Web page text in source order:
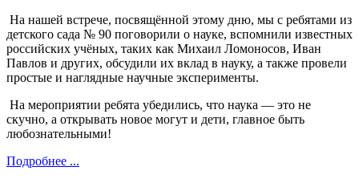
На нашей встрече, посвящённой этому дню, мы с ребятами из
детского сада № 90 поговорили о науке, вспомнили известных
российских учёных, таких как Михаил Ломоносов, Иван
Павлов и других, обсудили их вклад в науку, а также провели
простые и наглядные научные эксперименты.
На мероприятии ребята убедились, что наука — это не
скучно, а открывать новое могут и дети, главное быть
любознательными!
Подробнее ...